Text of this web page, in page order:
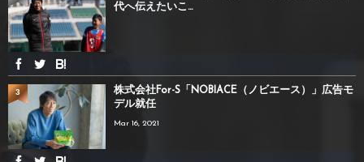
代へ伝えたいこ...
株式会社For-S「NOBIACE（ノビエース）」広告モ
デル就任
Mar 16, 2021
3